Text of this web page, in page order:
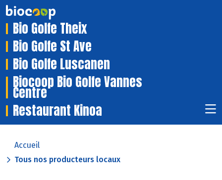
Bio Golfe Theix
Bio Golfe St Ave
Bio Golfe Luscanen
Biocoop Bio Golfe Vannes
Centre
Restaurant Kinoa
Accueil
Tous nos producteurs locaux